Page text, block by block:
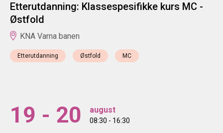
Etterutdanning: Klassespesifikke kurs MC -
Østfold
KNA Varna banen
Etterutdanning Østfold MC
19 - 20 august
08:30 - 16:30